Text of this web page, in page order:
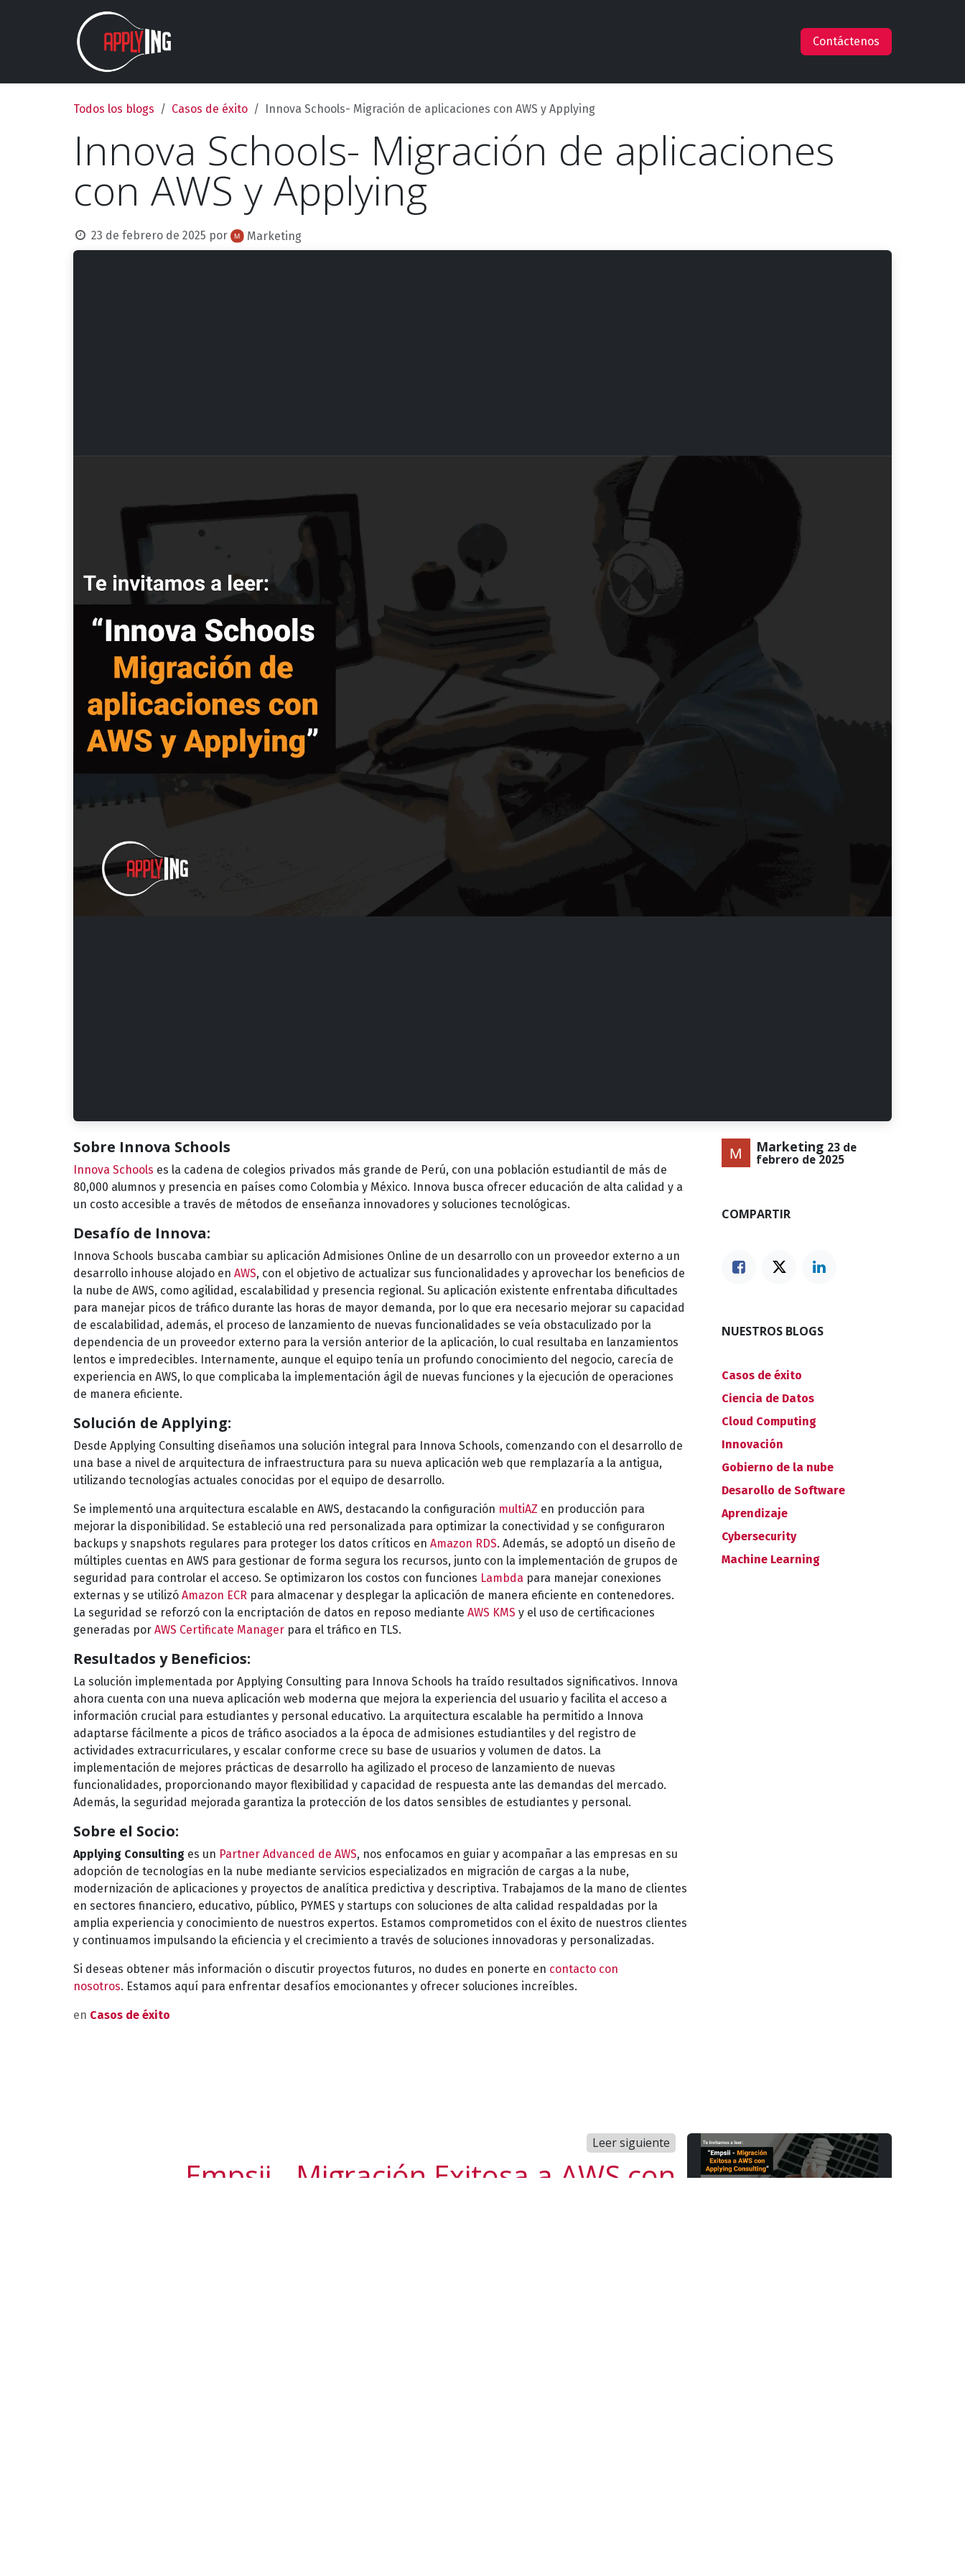
Claude en AWSContáctenos
Todos los blogs Casos de éxito Innova Schools- Migración de aplicaciones con AWS y Applying
Innova Schools- Migración de aplicaciones
con AWS y Applying
23 de febrero de 2025 por Marketing
Sobre Innova Schools
Innova Schools es la cadena de colegios privados más grande de Perú, con una población estudiantil de más de
80,000 alumnos y presencia en países como Colombia y México. Innova busca ofrecer educación de alta calidad y a
un costo accesible a través de métodos de enseñanza innovadores y soluciones tecnológicas.
Desafío de Innova:
Innova Schools buscaba cambiar su aplicación Admisiones Online de un desarrollo con un proveedor externo a un
desarrollo inhouse alojado en AWS, con el objetivo de actualizar sus funcionalidades y aprovechar los beneficios de
la nube de AWS, como agilidad, escalabilidad y presencia regional. Su aplicación existente enfrentaba dificultades
para manejar picos de tráfico durante las horas de mayor demanda, por lo que era necesario mejorar su capacidad
de escalabilidad, además, el proceso de lanzamiento de nuevas funcionalidades se veía obstaculizado por la
dependencia de un proveedor externo para la versión anterior de la aplicación, lo cual resultaba en lanzamientos
lentos e impredecibles. Internamente, aunque el equipo tenía un profundo conocimiento del negocio, carecía de
experiencia en AWS, lo que complicaba la implementación ágil de nuevas funciones y la ejecución de operaciones
de manera eficiente.
Solución de Applying:
Desde Applying Consulting diseñamos una solución integral para Innova Schools, comenzando con el desarrollo de
una base a nivel de arquitectura de infraestructura para su nueva aplicación web que remplazaría a la antigua,
utilizando tecnologías actuales conocidas por el equipo de desarrollo.
Se implementó una arquitectura escalable en AWS, destacando la configuración multiAZ en producción para
mejorar la disponibilidad. Se estableció una red personalizada para optimizar la conectividad y se configuraron
backups y snapshots regulares para proteger los datos críticos en Amazon RDS. Además, se adoptó un diseño de
múltiples cuentas en AWS para gestionar de forma segura los recursos, junto con la implementación de grupos de
seguridad para controlar el acceso. Se optimizaron los costos con funciones Lambda para manejar conexiones
externas y se utilizó Amazon ECR para almacenar y desplegar la aplicación de manera eficiente en contenedores.
La seguridad se reforzó con la encriptación de datos en reposo mediante AWS KMS y el uso de certificaciones
generadas por AWS Certificate Manager para el tráfico en TLS.
Resultados y Beneficios:
La solución implementada por Applying Consulting para Innova Schools ha traído resultados significativos. Innova
ahora cuenta con una nueva aplicación web moderna que mejora la experiencia del usuario y facilita el acceso a
información crucial para estudiantes y personal educativo. La arquitectura escalable ha permitido a Innova
adaptarse fácilmente a picos de tráfico asociados a la época de admisiones estudiantiles y del registro de
actividades extracurriculares, y escalar conforme crece su base de usuarios y volumen de datos. La
implementación de mejores prácticas de desarrollo ha agilizado el proceso de lanzamiento de nuevas
funcionalidades, proporcionando mayor flexibilidad y capacidad de respuesta ante las demandas del mercado.
Además, la seguridad mejorada garantiza la protección de los datos sensibles de estudiantes y personal.
Sobre el Socio:
Applying Consulting es un Partner Advanced de AWS, nos enfocamos en guiar y acompañar a las empresas en su
adopción de tecnologías en la nube mediante servicios especializados en migración de cargas a la nube,
modernización de aplicaciones y proyectos de analítica predictiva y descriptiva. Trabajamos de la mano de clientes
en sectores financiero, educativo, público, PYMES y startups con soluciones de alta calidad respaldadas por la
amplia experiencia y conocimiento de nuestros expertos. Estamos comprometidos con el éxito de nuestros clientes
y continuamos impulsando la eficiencia y el crecimiento a través de soluciones innovadoras y personalizadas.
Si deseas obtener más información o discutir proyectos futuros, no dudes en ponerte en contacto con
nosotros. Estamos aquí para enfrentar desafíos emocionantes y ofrecer soluciones increíbles.
en Casos de éxito
Marketing 23 de
febrero de 2025
COMPARTIR
NUESTROS BLOGS
Casos de éxito
Ciencia de Datos
Cloud Computing
Innovación
Gobierno de la nube
Desarollo de Software
Aprendizaje
Cybersecurity
Machine Learning
Leer siguiente
Empsii - Migración Exitosa a AWS con